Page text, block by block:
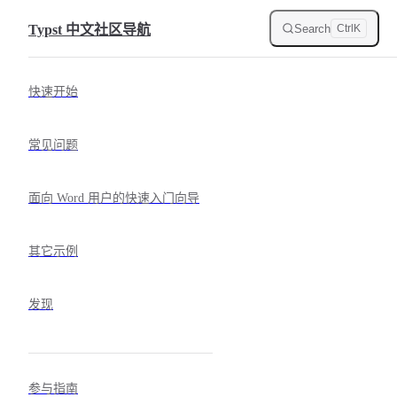
Skip to content
Typst 中文社区导航 Search Ctrl K
快速开始
常见问题
面向 Word 用户的快速入门向导
其它示例
发现
参与指南